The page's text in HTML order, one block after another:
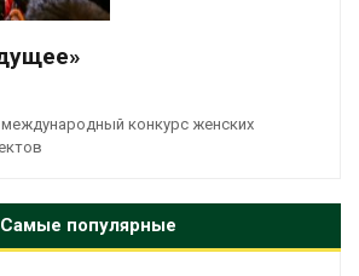
конкурс женских
Самые популярные